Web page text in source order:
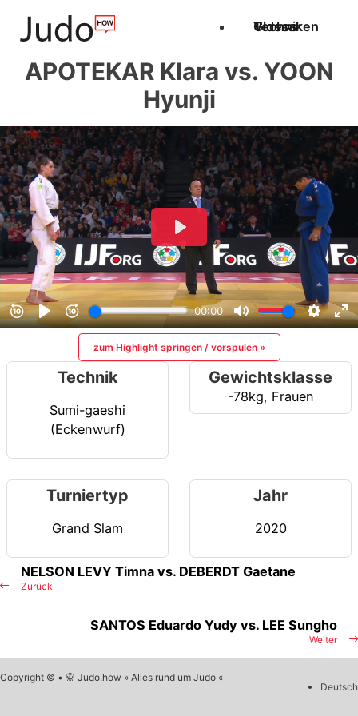
Techniken
Videos
Glossar
APOTEKAR Klara vs. YOON
Hyunji
zum Highlight springen / vorspulen »
Technik
Sumi-gaeshi
(Eckenwurf)
Gewichtsklasse
-78kg, Frauen
Turniertyp
Grand Slam
Jahr
2020
Zurück
NELSON LEVY Timna vs. DEBERDT Gaetane
Weiter
SANTOS Eduardo Yudy vs. LEE Sungho
Copyright © • 🥋 Judo.how » Alles rund um Judo «
Deutsch